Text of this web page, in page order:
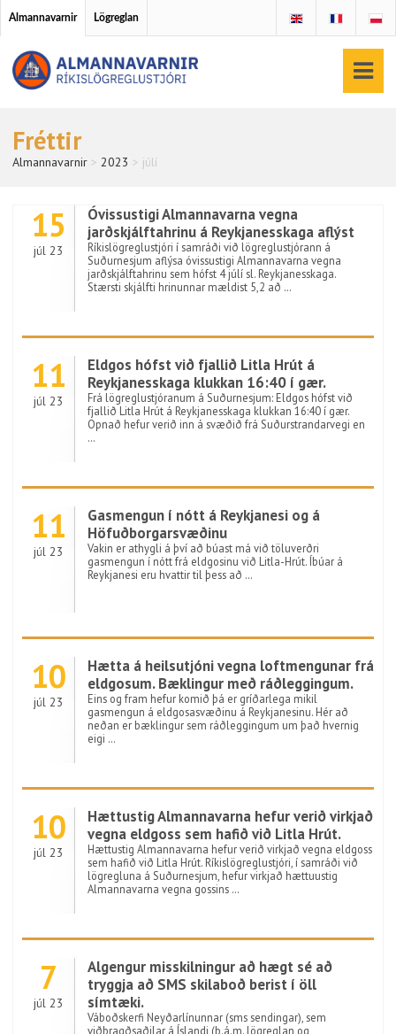
Almannavarnir Lögreglan
Fréttir
Almannavarnir > 2023 > júlí
15
júl 23
Óvissustigi Almannavarna vegna
jarðskjálftahrinu á Reykjanesskaga aflýst
Ríkislögreglustjóri í samráði við lögreglustjórann á
Suðurnesjum aflýsa óvissustigi Almannavarna vegna
jarðskjálftahrinu sem hófst 4 júlí sl. Reykjanesskaga.
Stærsti skjálfti hrinunnar mældist 5,2 að …
11
júl 23
Eldgos hófst við fjallið Litla Hrút á
Reykjanesskaga klukkan 16:40 í gær.
Frá lögreglustjóranum á Suðurnesjum: Eldgos hófst við
fjallið Litla Hrút á Reykjanesskaga klukkan 16:40 í gær.
Opnað hefur verið inn á svæðið frá Suðurstrandarvegi en
…
11
júl 23
Gasmengun í nótt á Reykjanesi og á
Höfuðborgarsvæðinu
Vakin er athygli á því að búast má við töluverðri
gasmengun í nótt frá eldgosinu við Litla-Hrút. Íbúar á
Reykjanesi eru hvattir til þess að …
10
júl 23
Hætta á heilsutjóni vegna loftmengunar frá
eldgosum. Bæklingur með ráðleggingum.
Eins og fram hefur komið þá er gríðarlega mikil
gasmengun á eldgosasvæðinu á Reykjanesinu. Hér að
neðan er bæklingur sem ráðleggingum um það hvernig
eigi …
10
júl 23
Hættustig Almannavarna hefur verið virkjað
vegna eldgoss sem hafið við Litla Hrút.
Hættustig Almannavarna hefur verið virkjað vegna eldgoss
sem hafið við Litla Hrút. Ríkislögreglustjóri, í samráði við
lögregluna á Suðurnesjum, hefur virkjað hættuustig
Almannavarna vegna gossins …
7
júl 23
Algengur misskilningur að hægt sé að
tryggja að SMS skilaboð berist í öll
símtæki.
Váboðskerfi Neyðarlínunnar (sms sendingar), sem
viðbragðsaðilar á Íslandi (þ.á.m. lögreglan og